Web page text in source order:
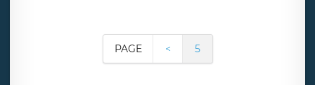
PAGE < 5